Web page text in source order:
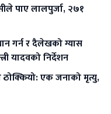
पाए लालपुर्जा, २७१
गर्न र दैलेखको ग्यास
यादवको निर्देशन
ठोक्कियो: एक जनाको मृत्यु,